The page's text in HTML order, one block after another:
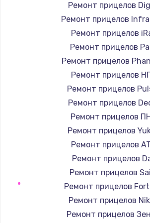
Заказать
Замена / ремонт
управления
600 руб.
Замена конфорки
1100 руб.
Заказать
Замена платы
900 руб.
Заказать
Замена регулятора режимов
900 руб.
Ремонт прицелов
Ремонт прицелов
Ремонт прицелов
Ремонт прицелов
Ремонт прицелов
Ремонт прицелов
Ремонт прицелов
Ремонт прицелов
Ремонт прицелов
Ремонт прицелов
Ремонт прицелов
Ремонт прицелов
Ремонт прицелов
Ремонт прицелов
Ремонт прицелов
Ремонт прицелов